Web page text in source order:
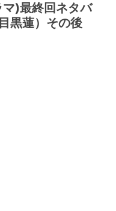
)最終回ネタバ
黒蓮）その後